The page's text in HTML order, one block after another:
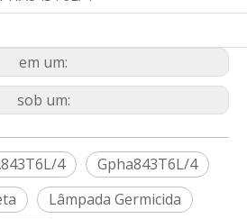
em um:
sob um:
4
Gpha843T6L/4
Lâmpada Germicida